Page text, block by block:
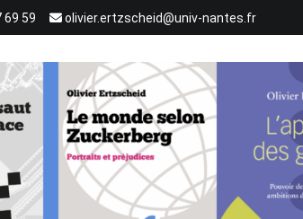
69 59 olivier.ertzscheid@univ-nantes.fr